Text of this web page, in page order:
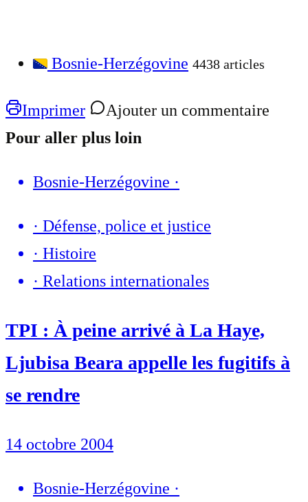
Bosnie-Herzégovine 4438 articles
Imprimer
Ajouter un commentaire
Pour aller plus loin
Bosnie-Herzégovine ·
· Défense, police et justice
· Histoire
· Relations internationales
TPI : À peine arrivé à La Haye,
Ljubisa Beara appelle les fugitifs à
se rendre
14 octobre 2004
Bosnie-Herzégovine ·